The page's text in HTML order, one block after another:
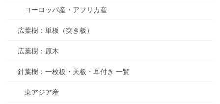
ヨーロッパ産・アフリカ産
広葉樹：単板（突き板）
広葉樹：原木
針葉樹：一枚板・天板・耳付き 一覧
東アジア産